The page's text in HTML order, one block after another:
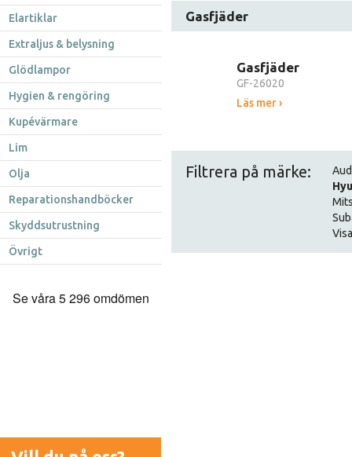
Elartiklar
Extraljus & belysning
Glödlampor
Hygien & rengöring
Kupévärmare
Lim
Olja
Reparationshandböcker
Skyddsutrustning
Övrigt
Gasfjäder
Gasfjäder
GF-26020
Läs mer ›
Filtrera på märke: